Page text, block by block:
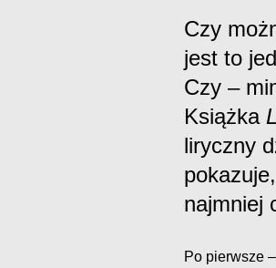
Czy
jest to
Czy –
Książka
liryczny
najmniej
Po pierwsze